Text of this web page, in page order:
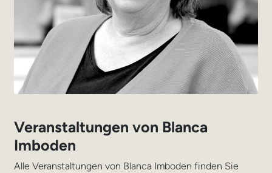
Veranstaltungen von Blanca
Imboden
Alle Veranstaltungen von Blanca Imboden finden Sie